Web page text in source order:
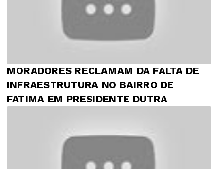
MORADORES RECLAMAM DA FALTA DE
INFRAESTRUTURA NO BAIRRO DE
FATIMA EM PRESIDENTE DUTRA